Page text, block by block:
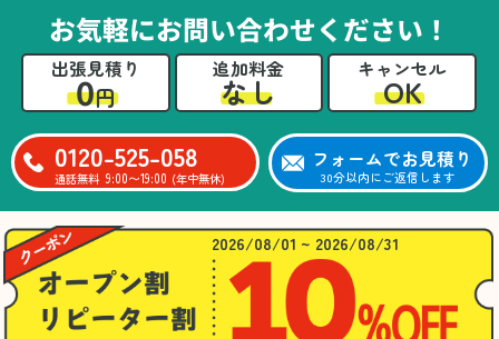
お気軽にお問い合わせください！
出張見積り
0円
追加料金
なし
キャンセル
OK
0120-525-058
通話無料 9:00〜19:00 (年中無休)
フォームでお見積り
30分以内にご返信します
2026/08/01 ~ 2026/08/31